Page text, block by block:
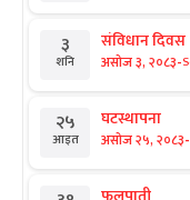
३
शनि
संविधान दिवस
असोज ३, २०८३-
२५
आइत
घटस्थापना
असोज २५, २०८३-